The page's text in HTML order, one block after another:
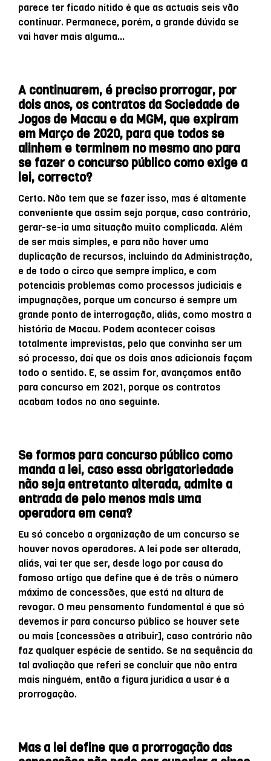
parece ter ficado nítido é que as actuais seis vão
continuar. Permanece, porém, a grande dúvida se
vai haver mais alguma…
A continuarem, é preciso prorrogar, por
dois anos, os contratos da Sociedade de
Jogos de Macau e da MGM, que expiram
em Março de 2020, para que todos se
alinhem e terminem no mesmo ano para
se fazer o concurso público como exige a
lei, correcto?
Certo. Não tem que se fazer isso, mas é altamente
conveniente que assim seja porque, caso contrário,
gerar-se-ia uma situação muito complicada. Além
de ser mais simples, e para não haver uma
duplicação de recursos, incluindo da Administração,
e de todo o circo que sempre implica, e com
potenciais problemas como processos judiciais e
impugnações, porque um concurso é sempre um
grande ponto de interrogação, aliás, como mostra a
história de Macau. Podem acontecer coisas
totalmente imprevistas, pelo que convinha ser um
só processo, daí que os dois anos adicionais façam
todo o sentido. E, se assim for, avançamos então
para concurso em 2021, porque os contratos
acabam todos no ano seguinte.
Se formos para concurso público como
manda a lei, caso essa obrigatoriedade
não seja entretanto alterada, admite a
entrada de pelo menos mais uma
operadora em cena?
Eu só concebo a organização de um concurso se
houver novos operadores. A lei pode ser alterada,
aliás, vai ter que ser, desde logo por causa do
famoso artigo que define que é de três o número
máximo de concessões, que está na altura de
revogar. O meu pensamento fundamental é que só
devemos ir para concurso público se houver sete
ou mais [concessões a atribuir], caso contrário não
faz qualquer espécie de sentido. Se na sequência da
tal avaliação que referi se concluir que não entra
mais ninguém, então a figura jurídica a usar é a
prorrogação.
Mas a lei define que a prorrogação das